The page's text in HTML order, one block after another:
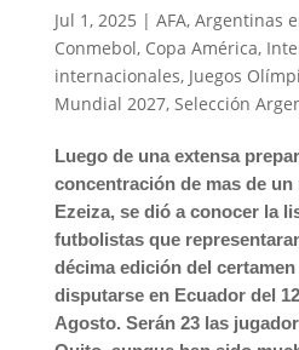
Jul 1, 2025 | AFA, Argentinas
Conmebol, Copa América,
internacionales, Juegos
Mundial 2027, Selección
Luego de una extensa
concentración de mas de un
Ezeiza, se dió a conocer la
futbolistas que
décima edición del
disputarse en Ecuador del
Agosto. Serán 23 las